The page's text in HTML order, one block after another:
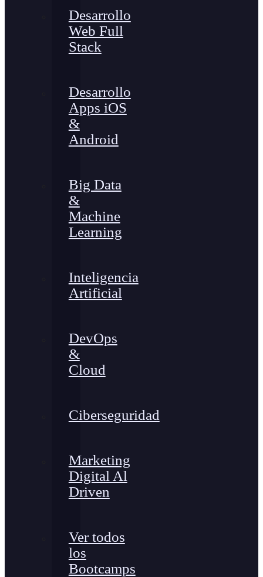
Desarrollo
Web Full
Stack
Desarrollo
Apps iOS
&
Android
Big Data
&
Machine
Learning
Inteligencia
Artificial
DevOps
&
Cloud
Ciberseguridad
Marketing
Digital Al
Driven
Ver todos
los
Bootcamps